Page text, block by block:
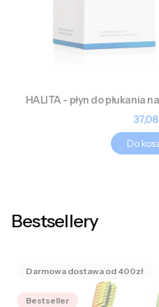
HALITA - płyn do płukania
Cena
37,08
Do
Bestsellery
Bestseller